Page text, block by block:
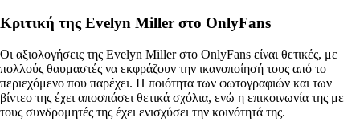
Κριτική της Εvelyn Miller στο OnlyFans
Οι αξιολογήσεις της Εvelyn Miller στο OnlyFans είναι θετικές, με
πολλούς θαυμαστές να εκφράζουν την ικανοποίησή τους από το
περιεχόμενο που παρέχει. Η ποιότητα των φωτογραφιών και των
βίντεο της έχει αποσπάσει θετικά σχόλια, ενώ η επικοινωνία της με
τους συνδρομητές της έχει ενισχύσει την κοινότητά της.